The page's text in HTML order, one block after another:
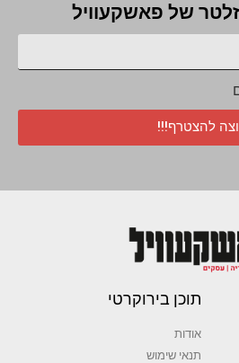
של פאשקעוויל
להצטרף!!!
תוכן בירוקרטי
אודות
תנאי שימוש